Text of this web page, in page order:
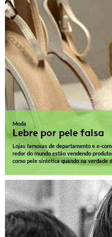
Moda
Lebre por pele falsa
Lojas famosas de departamento e e-
redor do mundo estão vendendo
como pele sintética quando na verdade